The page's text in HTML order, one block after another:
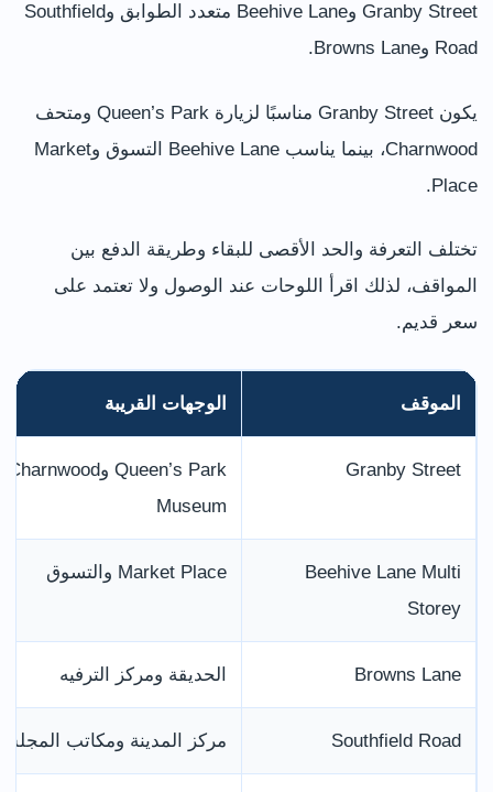
Granby Street وBeehive Lane متعدد الطوابق وSouthfield
Road وBrowns Lane.
يكون Granby Street مناسبًا لزيارة Queen’s Park ومتحف
Charnwood، بينما يناسب Beehive Lane التسوق وMarket
Place.
تختلف التعرفة والحد الأقصى للبقاء وطريقة الدفع بين
المواقف، لذلك اقرأ اللوحات عند الوصول ولا تعتمد على
سعر قديم.
الموقف الوجهات القريبة
Granby Street
Queen’s Park وCharnwood
Museum
Beehive Lane Multi
Storey
Market Place والتسوق
Browns Lane الحديقة ومركز الترفيه
Southfield Road مركز المدينة ومكاتب